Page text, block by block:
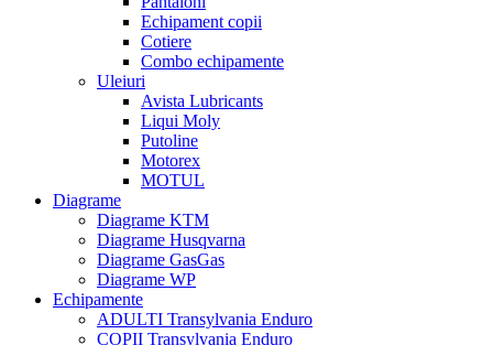
Echipament copii
Cotiere
Combo echipamente
Uleiuri
Avista Lubricants
Liqui Moly
Putoline
Motorex
MOTUL
Diagrame
Diagrame KTM
Diagrame Husqvarna
Diagrame GasGas
Diagrame WP
Echipamente
ADULTI Transylvania Enduro
COPII Transylvania Enduro